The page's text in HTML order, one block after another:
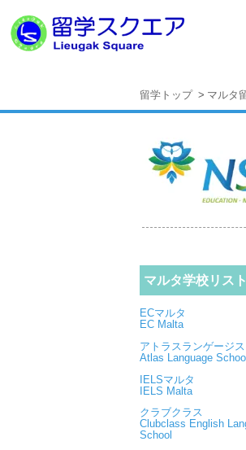
留学トップ マルタ
マルタ学校リスト
ECマルタ
EC Malta
アトラスランゲージ
Atlas Language School
IELSマルタ
IELS Malta
クラブクラス
Clubclass English
School